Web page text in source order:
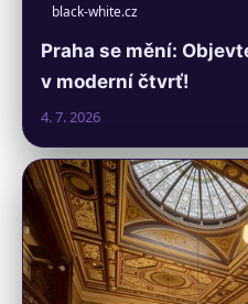
black-white.cz
Praha se mění:
v moderní čtvrť!
4. 7. 2026